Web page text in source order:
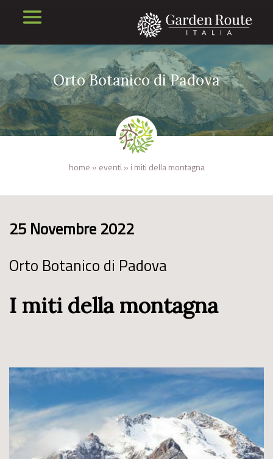
Orto Botanico di Padova
home » eventi » i miti della montagna
25 Novembre 2022
Orto Botanico di Padova
I miti della montagna